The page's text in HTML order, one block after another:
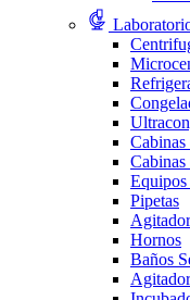
Pipetas
Hornos
Baños